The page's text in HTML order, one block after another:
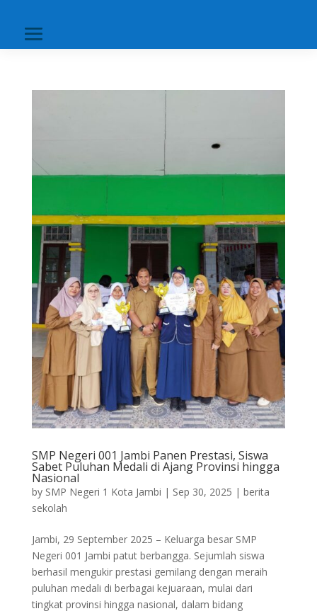
SMP Negeri 001 Jambi Panen Prestasi, Siswa
Sabet Puluhan Medali di Ajang Provinsi hingga
Nasional
by SMP Negeri 1 Kota Jambi | Sep 30, 2025 | berita
sekolah
Jambi, 29 September 2025 – Keluarga besar SMP
Negeri 001 Jambi patut berbangga. Sejumlah siswa
berhasil mengukir prestasi gemilang dengan meraih
puluhan medali di berbagai kejuaraan, mulai dari
tingkat provinsi hingga nasional, dalam bidang